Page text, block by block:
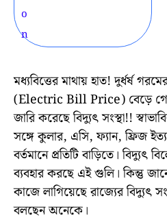
মধ্যবিত্তের মাথায় হাত! দুর্ধর্ষ
(Electric Bill Price) বেড়ে
জারি করেছে বিদ্যুৎ সংস্থা!!
সঙ্গে কুলার, এসি, ফ্যান, ফ্রিজ
বর্তমানে প্রতিটি বাড়িতে। বিদ্যুৎ
ব্যবহার করছে এই গুলি। কিন্তু
কাজে লাগিয়েছে রাজ্যের বিদ্যুৎ
বলছেন অনেকে।